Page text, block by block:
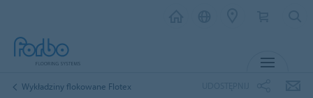
Wykładziny flokowane Flotex